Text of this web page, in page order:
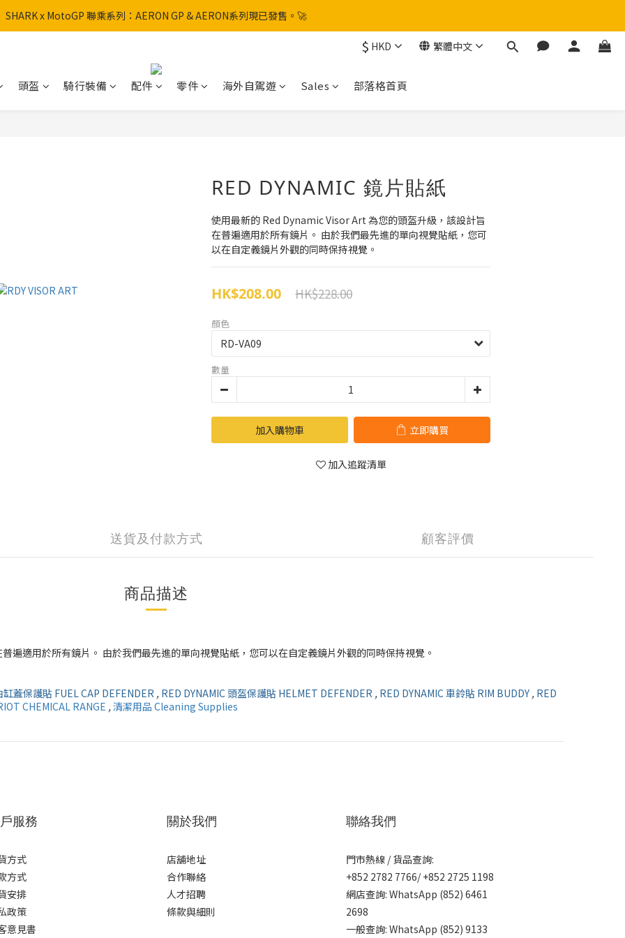
SHARK x MotoGP 聯乘系列：AERON GP & AERON系列現已發售。🚀
SHARK x MotoGP 聯乘系列：AERON GP & AERON系列現已發售。🚀
香港訂單滿HK$600免運費
$ HKD 繁體中文
頭盔 騎行裝備 配件 零件 海外自駕遊 Sales 部落格首頁
RED DYNAMIC 鏡片貼紙
使用最新的 Red Dynamic Visor Art 為您的頭盔升級，該設計旨
在普遍適用於所有鏡片。 由於我們最先進的單向視覺貼紙，您可
以在自定義鏡片外觀的同時保持視覺。
HK$208.00 HK$228.00
顏色
數量
加入購物車 立即購買
加入追蹤清單
送貨及付款方式 顧客評價
商品描述
適用於所有鏡片。 由於我們最先進的單向視覺貼紙，您可以在自定義鏡片外觀的同時保持視覺。
缸蓋保護貼 FUEL CAP DEFENDER , RED DYNAMIC 頭盔保護貼 HELMET DEFENDER , RED DYNAMIC 車鈴貼 RIM BUDDY , RED
CHEMICAL RANGE ,清潔用品 Cleaning Supplies
服務
方式
方式
安排
政策
意見書
關於我們
店舖地址
合作聯絡
人才招聘
條款與細則
聯絡我們
門市熱線 / 貨品查詢:
+852 2782 7766/ +852 2725 1198
網店查詢: WhatsApp (852) 6461
2698
一般查詢: WhatsApp (852) 9133